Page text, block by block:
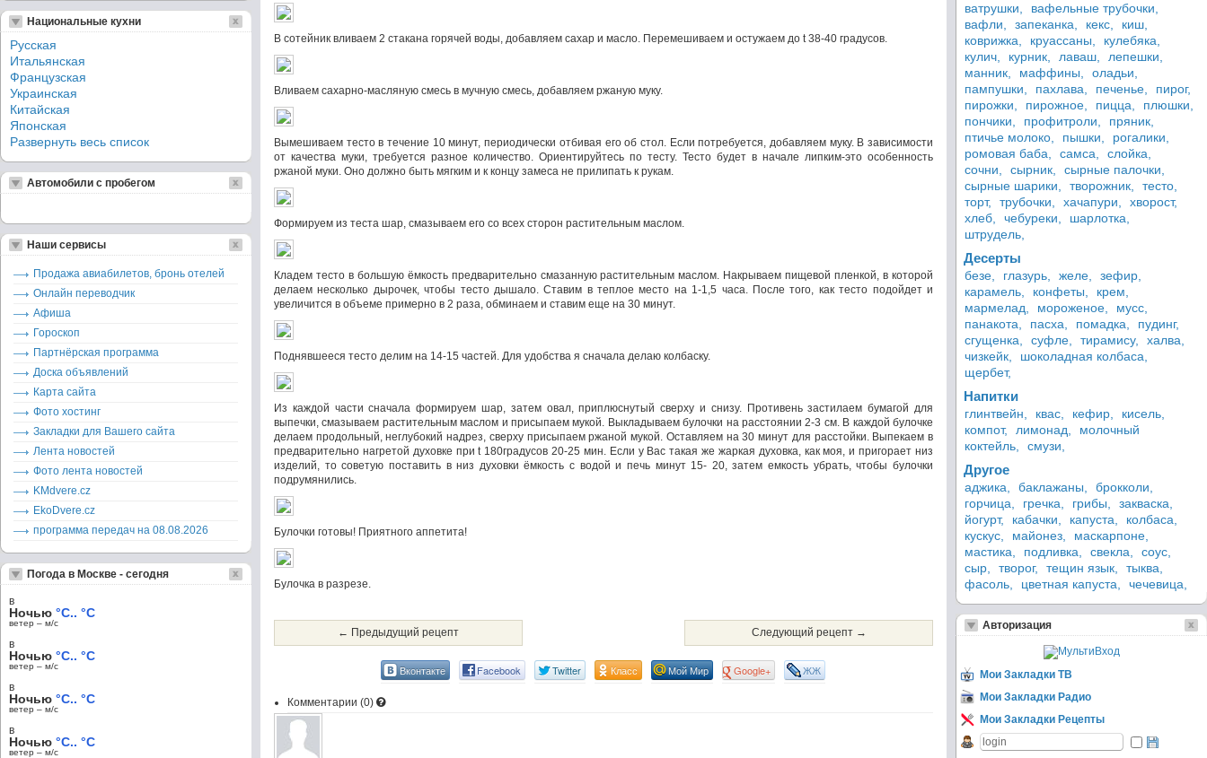
В сотейник вливаем 2 стакана горячей воды, добавляем сахар и масло. Перемешиваем и остужаем до t 38-40 градусов.
Вливаем сахарно-масляную смесь в мучную смесь, добавляем ржаную муку.
Вымешиваем тесто в течение 10 минут, периодически отбивая его об стол. Если потребуется, добавляем муку. В зависимости
от качества муки, требуется разное количество. Ориентируйтесь по тесту. Тесто будет в начале липким-это особенность
ржаной муки. Оно должно быть мягким и к концу замеса не прилипать к рукам.
Формируем из теста шар, смазываем его со всех сторон растительным маслом.
Кладем тесто в большую ёмкость предварительно смазанную растительным маслом. Накрываем пищевой пленкой, в которой
делаем несколько дырочек, чтобы тесто дышало. Ставим в теплое место на 1-1,5 часа. После того, как тесто подойдет и
увеличится в объеме примерно в 2 раза, обминаем и ставим еще на 30 минут.
Поднявшееся тесто делим на 14-15 частей. Для удобства я сначала делаю колбаску.
Из каждой части сначала формируем шар, затем овал, приплюснутый сверху и снизу. Противень застилаем бумагой для
выпечки, смазываем растительным маслом и присыпаем мукой. Выкладываем булочки на расстоянии 2-3 см. В каждой булочке
делаем продольный, неглубокий надрез, сверху присыпаем ржаной мукой. Оставляем на 30 минут для расстойки. Выпекаем в
предварительно нагретой духовке при t 180градусов 20-25 мин. Если у Вас такая же жаркая духовка, как моя, и пригорает низ
изделий, то советую поставить в низ духовки ёмкость с водой и печь минут 15- 20, затем емкость убрать, чтобы булочки
подрумянились.
Булочки готовы! Приятного аппетита!
Булочка в разрезе.
← Предыдущий рецепт Следующий рецепт →
Вконтакте Facebook Twitter Класс Мой Мир Google+ ЖЖ
Комментарии (0)
Национальные кухни
Русская
Итальянская
Французская
Украинская
Китайская
Японская
Развернуть весь список
Автомобили с пробегом
Наши сервисы
Продажа авиабилетов, бронь отелей
Онлайн переводчик
Афиша
Гороскоп
Партнёрская программа
Доска объявлений
Карта сайта
Фото хостинг
Закладки для Вашего сайта
Лента новостей
Фото лента новостей
KMdvere.cz
EkoDvere.cz
программа передач на 08.08.2026
Погода в Москве - сегодня
в
Ночью °C.. °C
ветер – м/c
в
Ночью °C.. °C
ветер – м/c
в
Ночью °C.. °C
ветер – м/c
в
Ночью °C.. °C
ветер – м/c
ватрушки,
вафельные трубочки,
вафли,
запеканка, кекс,
киш,
коврижка,
круассаны,
кулебяка,
кулич,
курник, лаваш,
лепешки,
манник,
маффины,
оладьи,
пампушки,
пахлава, печенье,
пирог,
пирожки,
пирожное, пицца,
плюшки,
пончики,
профитроли,
пряник,
птичье молоко,
пышки,
рогалики,
ромовая баба,
самса,
слойка,
сочни,
сырник,
сырные палочки,
сырные шарики,
творожник,
тесто,
торт,
трубочки, хачапури,
хворост,
хлеб,
чебуреки,
шарлотка,
штрудель,
Десерты
безе, глазурь, желе,
зефир,
карамель,
конфеты,
крем,
мармелад,
мороженое,
мусс,
панакота,
пасха, помадка,
пудинг,
сгущенка,
суфле, тирамису,
халва,
чизкейк,
шоколадная колбаса,
щербет,
Напитки
глинтвейн, квас, кефир,
кисель,
компот,
лимонад,
молочный
коктейль,
смузи,
Другое
аджика, баклажаны,
брокколи,
горчица,
гречка, грибы,
закваска,
йогурт,
кабачки, капуста,
колбаса,
кускус,
майонез,
маскарпоне,
мастика,
подливка, свекла,
соус,
сыр,
творог, тещин язык,
тыква,
фасоль,
цветная капуста, чечевица,
Авторизация
Мои Закладки ТВ
Мои Закладки Радио
Мои Закладки Рецепты